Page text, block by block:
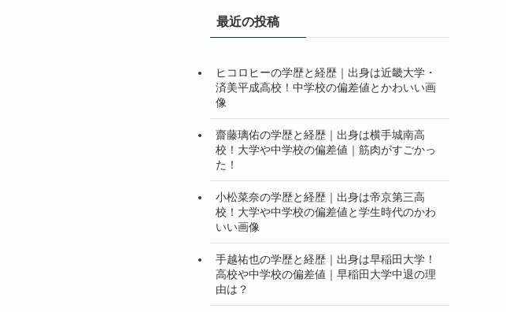
最近の投稿
ヒコロヒーの学歴と経歴｜出身は近畿大学・
済美平成高校！中学校の偏差値とかわいい画
像
齋藤璃佑の学歴と経歴｜出身は横手城南高
校！大学や中学校の偏差値｜筋肉がすごかっ
た！
小松菜奈の学歴と経歴｜出身は帝京第三高
校！大学や中学校の偏差値と学生時代のかわ
いい画像
手越祐也の学歴と経歴｜出身は早稲田大学！
高校や中学校の偏差値｜早稲田大学中退の理
由は？